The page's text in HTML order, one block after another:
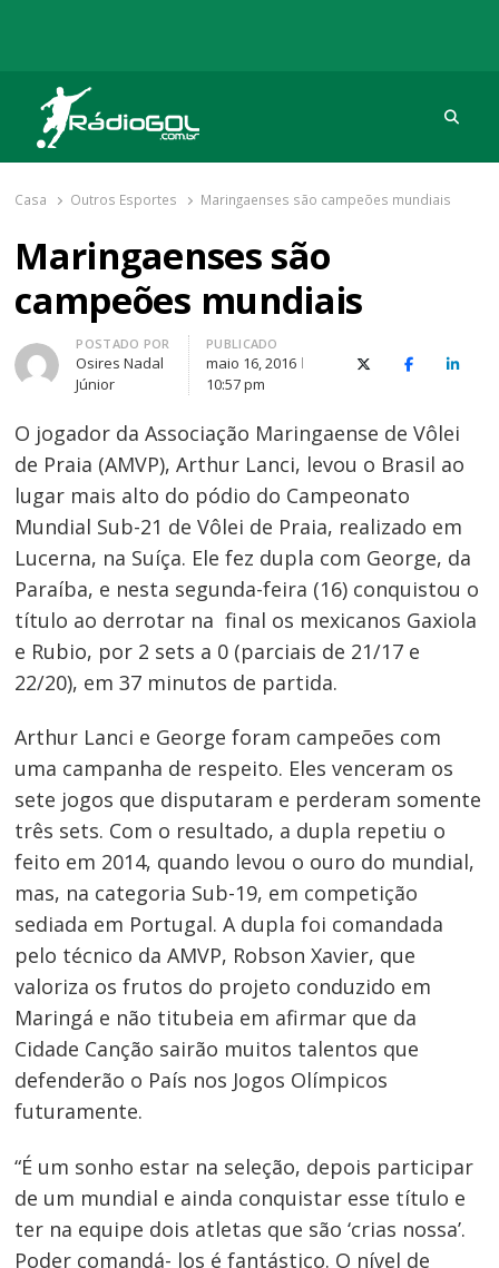
Rádio Gol
Há mais de 20 anos com as melhores coberturas
Casa Outros Esportes Maringaenses são campeões mundiais
Maringaenses são
campeões mundiais
Autor
POSTADO POR
Osires Nadal
Júnior
PUBLICADO
maio 16, 2016
10:57 pm
X (Twitter)Facebook
O
O jogador da Associação Maringaense de Vôlei
de Praia (AMVP), Arthur Lanci, levou o Brasil ao
lugar mais alto do pódio do Campeonato
Mundial Sub-21 de Vôlei de Praia, realizado em
Lucerna, na Suíça. Ele fez dupla com George, da
Paraíba, e nesta segunda-feira (16) conquistou o
título ao derrotar na final os mexicanos Gaxiola
e Rubio, por 2 sets a 0 (parciais de 21/17 e
22/20), em 37 minutos de partida.
Arthur Lanci e George foram campeões com
uma campanha de respeito. Eles venceram os
sete jogos que disputaram e perderam somente
três sets. Com o resultado, a dupla repetiu o
feito em 2014, quando levou o ouro do mundial,
mas, na categoria Sub-19, em competição
sediada em Portugal. A dupla foi comandada
pelo técnico da AMVP, Robson Xavier, que
valoriza os frutos do projeto conduzido em
Maringá e não titubeia em afirmar que da
Cidade Canção sairão muitos talentos que
defenderão o País nos Jogos Olímpicos
futuramente.
“É um sonho estar na seleção, depois participar
de um mundial e ainda conquistar esse título e
ter na equipe dois atletas que são ‘crias nossa’.
Poder comandá- los é fantástico. O nível de
Navegação
de
Post